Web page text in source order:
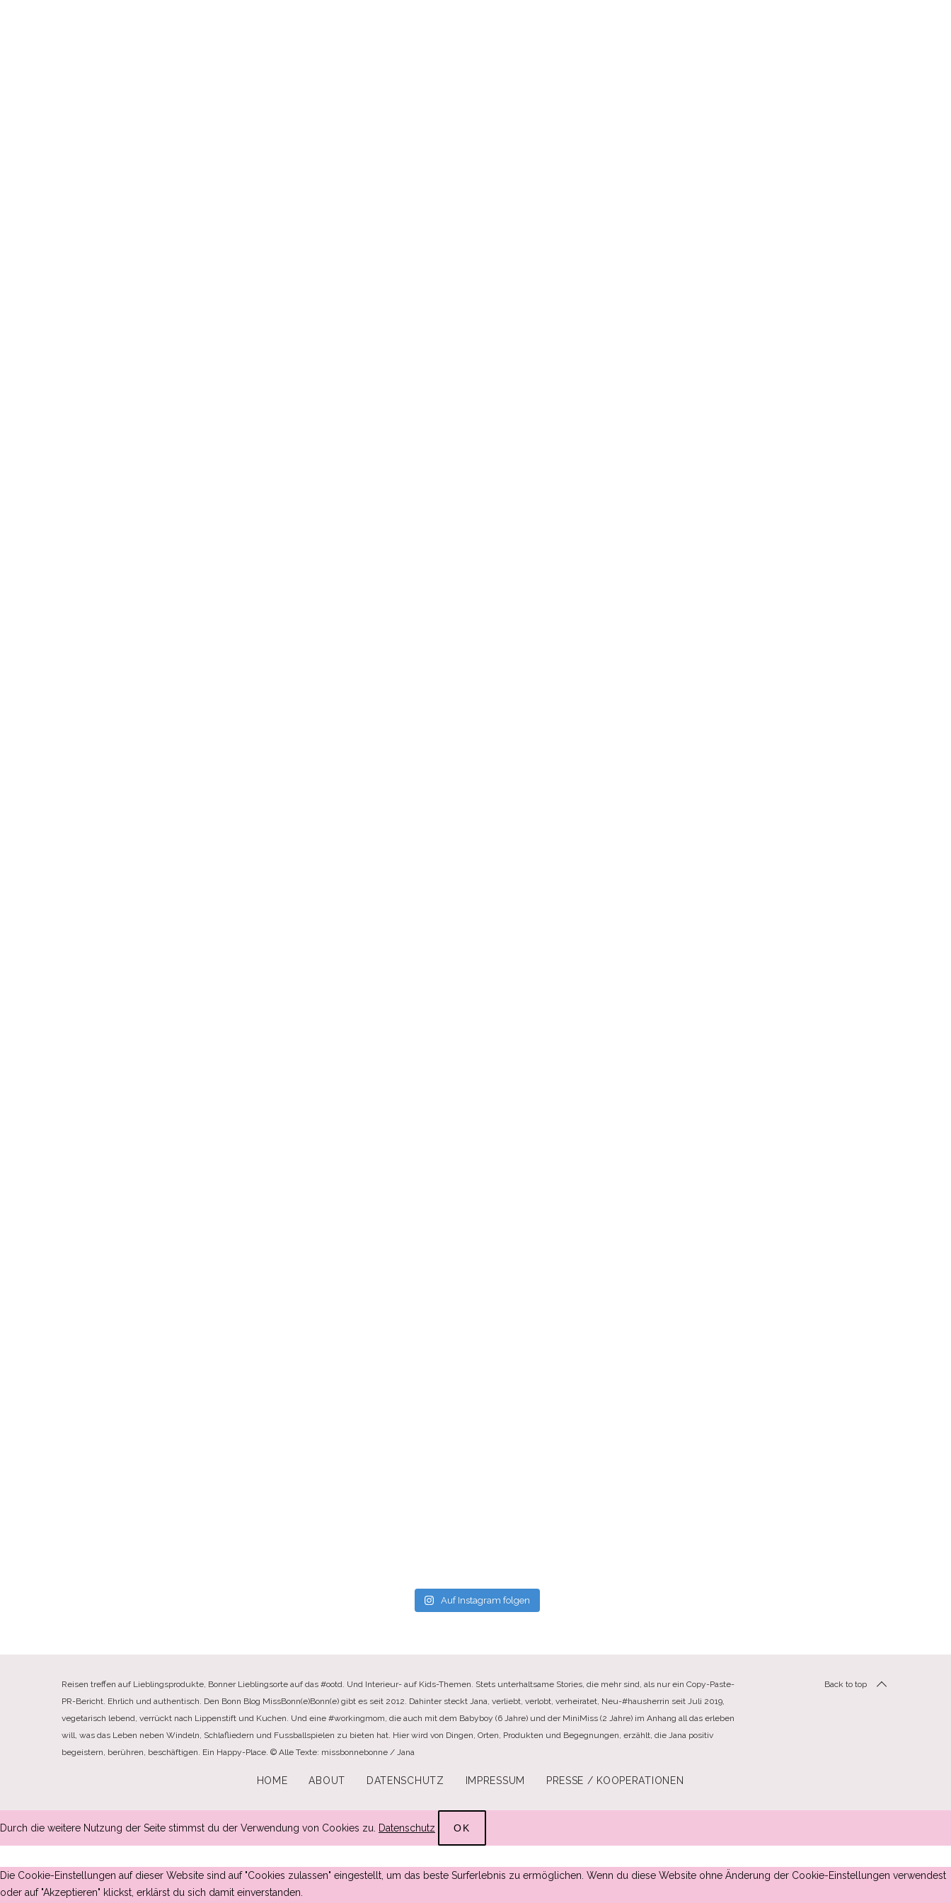
Auf Instagram folgen
Reisen treffen auf Lieblingsprodukte, Bonner Lieblingsorte auf das #ootd. Und Interieur- auf Kids-Themen. Stets unterhaltsame Stories, die mehr sind, als nur ein Copy-Paste-
PR-Bericht. Ehrlich und authentisch. Den Bonn Blog MissBonn(e)Bonn(e) gibt es seit 2012. Dahinter steckt Jana, verliebt, verlobt, verheiratet, Neu-#hausherrin seit Juli 2019,
vegetarisch lebend, verrückt nach Lippenstift und Kuchen. Und eine #workingmom, die auch mit dem Babyboy (6 Jahre) und der MiniMiss (2 Jahre) im Anhang all das erleben
will, was das Leben neben Windeln, Schlafliedern und Fussballspielen zu bieten hat. Hier wird von Dingen, Orten, Produkten und Begegnungen, erzählt, die Jana positiv
begeistern, berühren, beschäftigen. Ein Happy-Place. © Alle Texte: missbonnebonne / Jana
Back to top
HOME ABOUT DATENSCHUTZ IMPRESSUM PRESSE / KOOPERATIONEN
Durch die weitere Nutzung der Seite stimmst du der Verwendung von Cookies zu. Datenschutz OK
Die Cookie-Einstellungen auf dieser Website sind auf "Cookies zulassen" eingestellt, um das beste Surferlebnis zu ermöglichen. Wenn du diese Website ohne Änderung der Cookie-Einstellungen verwendest
oder auf "Akzeptieren" klickst, erklärst du sich damit einverstanden.